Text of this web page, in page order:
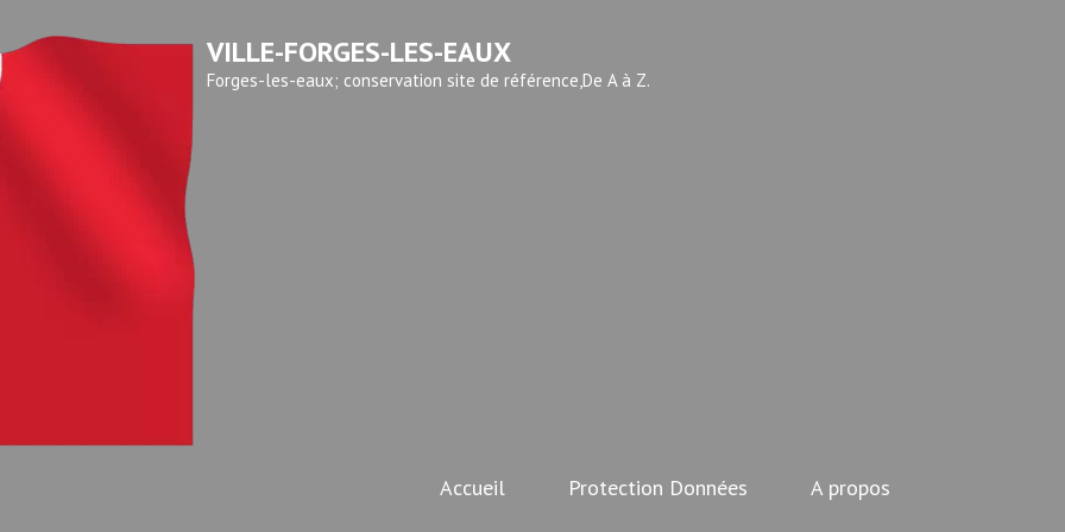
VILLE-FORGES-LES-EAUX
Forges-les-eaux; conservation site de référence,De A à Z.
Accueil Protection Données A propos